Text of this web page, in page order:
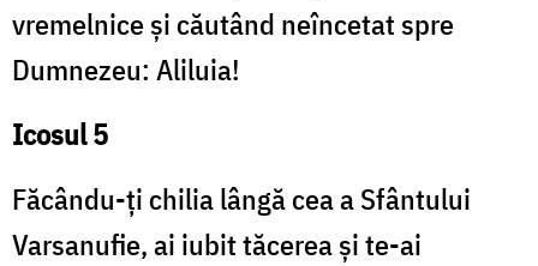
vremelnice și căutând neîncetat spre
Dumnezeu: Aliluia!
Icosul 5
Făcându-ți chilia lângă cea a Sfântului
Varsanufie, ai iubit tăcerea și te-ai